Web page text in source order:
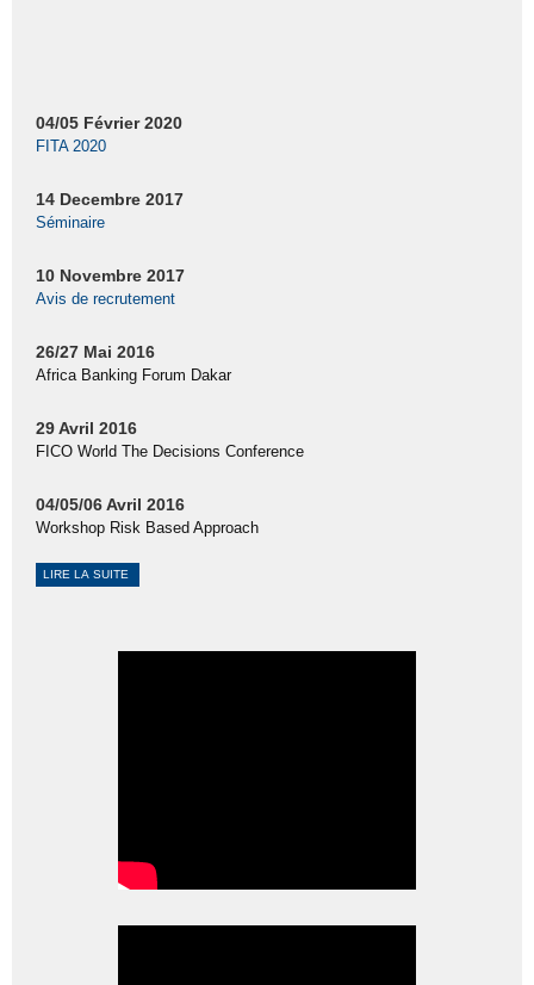
04/05 Février 2020
FITA 2020
14 Decembre 2017
Séminaire
10 Novembre 2017
Avis de recrutement
26/27 Mai 2016
Africa Banking Forum Dakar
29 Avril 2016
FICO World The Decisions Conference
04/05/06 Avril 2016
Workshop Risk Based Approach
LIRE LA SUITE